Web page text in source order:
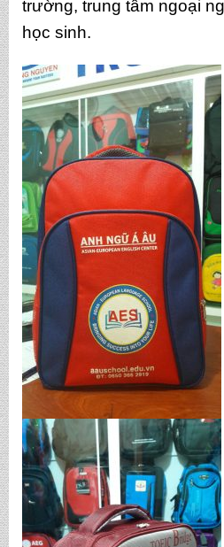
trường, trung tâm ngoại
học sinh.